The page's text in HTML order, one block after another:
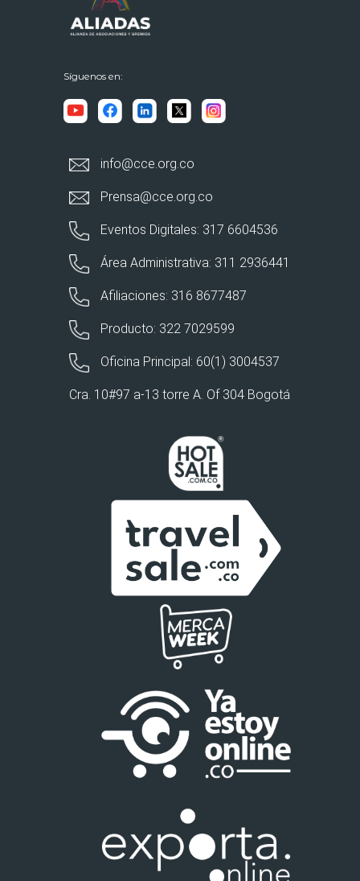
Síguenos en:
info@cce.org.co
Prensa@cce.org.co
Eventos Digitales: 317 6604536
Área Administrativa: 311 2936441
Afiliaciones: 316 8677487
Producto: 322 7029599
Oficina Principal: 60(1) 3004537
Cra. 10#97 a-13 torre A. Of 304 Bogotá